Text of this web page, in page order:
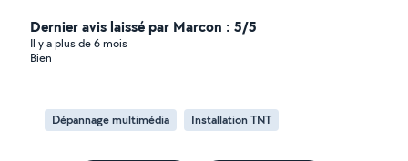
etc je vous propose egalement aussi sur l'entretien de
votre jardin. Je loue aussi une shampouineuse et un
karcher pour tout autre precision veuillez me contacter
Dernier avis laissé par Marcon : 5/5
Il y a plus de 6 mois
Bien
Dépannage multimédia Installation TNT